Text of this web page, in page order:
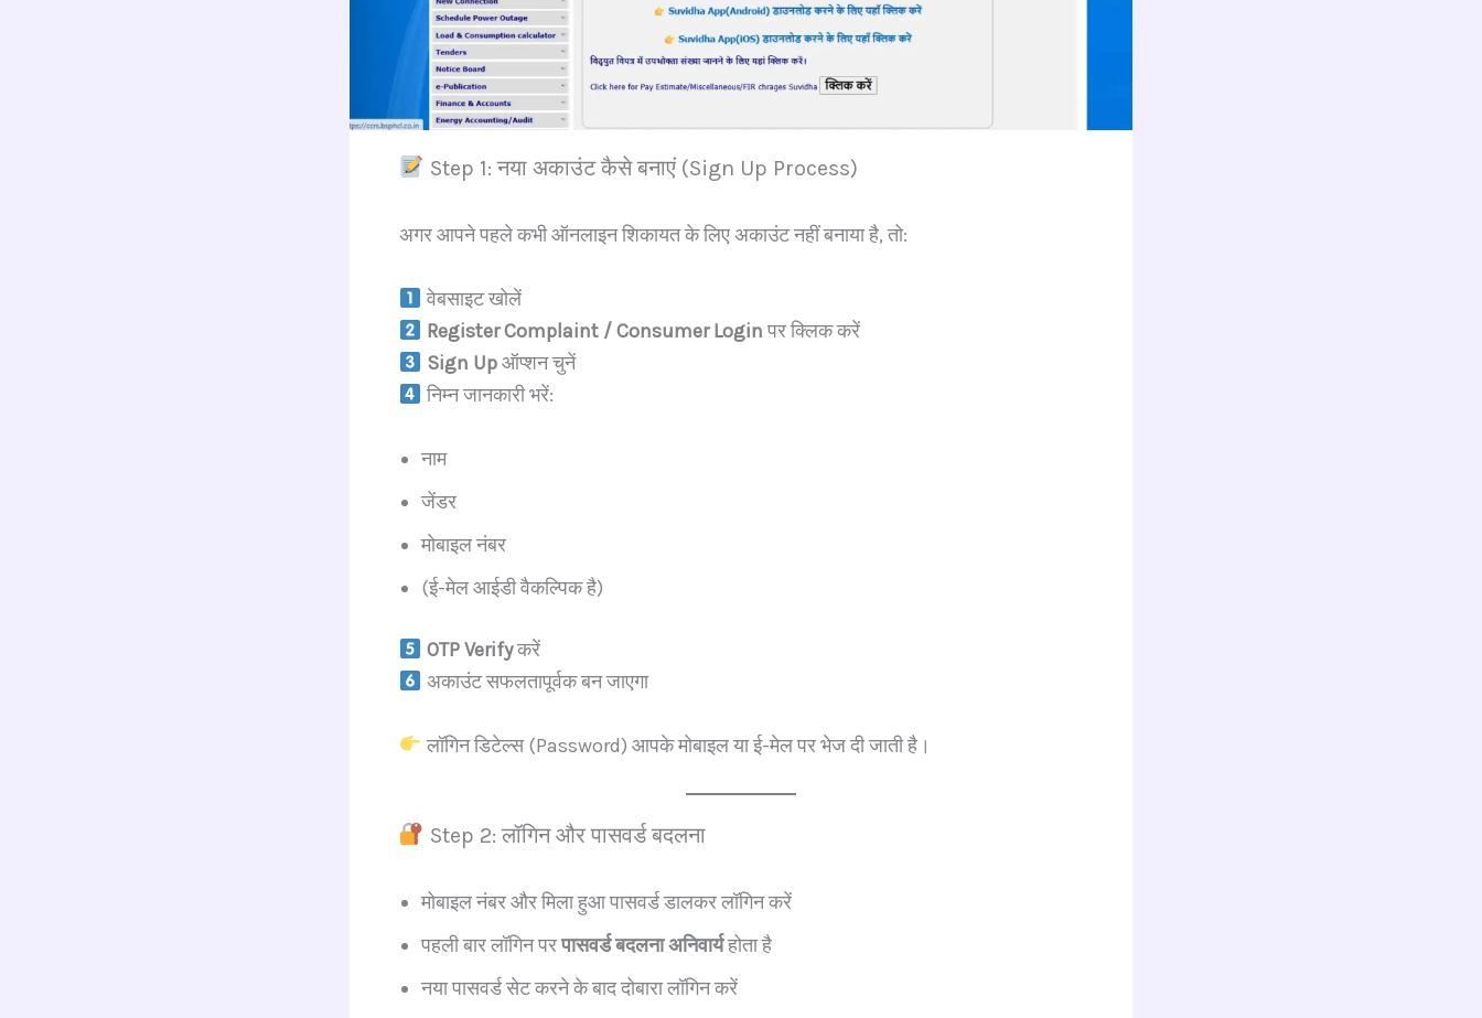
Step 1: नया अकाउंट कैसे बनाएं (Sign Up Process)
अगर आपने पहले कभी ऑनलाइन शिकायत के लिए अकाउंट नहीं बनाया है, तो:
वेबसाइट खोलें
Register Complaint / Consumer Loginपर क्लिक करें
Sign Upऑप्शन चुनें
निम्न जानकारी भरें:
नाम
जेंडर
मोबाइल नंबर
(ई-मेल आईडी वैकल्पिक है)
OTP Verifyकरें
अकाउंट सफलतापूर्वक बन जाएगा
लॉगिन डिटेल्स (Password) आपके मोबाइल या ई-मेल पर भेज दी जाती है।
Step 2: लॉगिन और पासवर्ड बदलना
मोबाइल नंबर और मिला हुआ पासवर्ड डालकर लॉगिन करें
पहली बार लॉगिन परपासवर्ड बदलना अनिवार्यहोता है
नया पासवर्ड सेट करने के बाद दोबारा लॉगिन करें